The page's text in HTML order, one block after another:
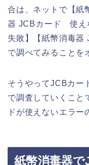
合は、ネットで【紙
器 JCBカード 使え
失敗】【紙幣消毒
で調べてみることを
そうやってJCBカー
で調査していくこと
ドが使えないエラー
紙幣消毒器